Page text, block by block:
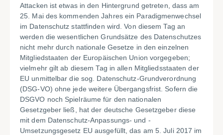
Attacken ist etwas in den Hintergrund getreten, dass am
25. Mai des kommenden Jahres ein Paradigmenwechsel
im Datenschutz stattfinden wird. Von diesem Tag an
werden die wesentlichen Grundsätze des Datenschutzes
nicht mehr durch nationale Gesetze in den einzelnen
Mitgliedstaaten der Europäischen Union vorgegeben;
vielmehr gilt ab diesem Tag in allen Mitgliedsstaaten der
EU unmittelbar die sog. Datenschutz-Grundverordnung
(DSG-VO) ohne jede weitere Übergangsfrist. Sofern die
DSGVO noch Spielräume für den nationalen
Gesetzgeber ließ, hat der deutsche Gesetzgeber diese
mit dem Datenschutz-Anpassungs- und -
Umsetzungsgesetz EU ausgefüllt, das am 5. Juli 2017 im